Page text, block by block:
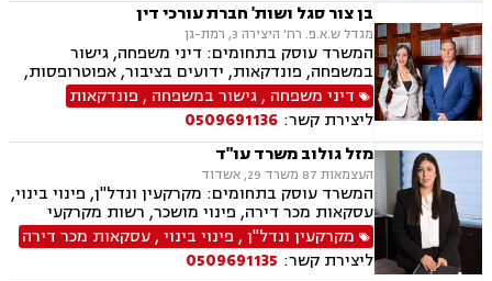
בן צור סגל ושות' חברת עורכי דין
מגדל ש.א.פ. רח' היצירה 3, רמת-גן
המשרד עוסק בתחומים: דיני משפחה, גישור
במשפחה, פונדקאות, ידועים בציבור, אפוטרופסות,
הסכמי ממון, אבהות, מזונות, החזקת ילדים, גירושין,
הורות חד מינית, נישואים אזרחיים, חוק הנוער,
אימוץ, חלוקת רכוש, מעמד אישי, תיאום הורי, חטיפת
ילדים, זמני שהות, אומנה, ניכור הורי, עסקאות
מתנה, ירושות וצוואות, ייפוי כוח מתמשך
דיני משפחה ,גישור במשפחה , פונדקאות
ליצירת קשר: 0509691136
מזל גולוב משרד עו"ד
העצמאות 87 משרד 29, אשדוד
המשרד עוסק בתחומים: מקרקעין ונדל"ן, פינוי בינוי,
עסקאות מכר דירה, פינוי מושכר, רשות מקרקעי
ישראל, בתים משותפים, ירושות וצוואות, ייפוי כוח
מתמשך, ייצוג רכישה מקבלן (יד ראשונה), חוזים,
הסכמי ממון
מקרקעין ונדל"ן, פינוי בינוי,עסקאות מכר דירה
ליצירת קשר: 0509691135